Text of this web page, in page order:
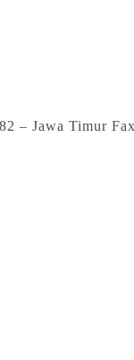
– Jawa Timur